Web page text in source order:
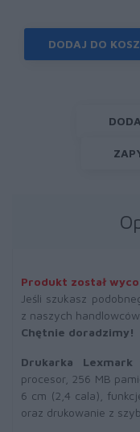
DODAJ DO
Produkt został
Jeśli szukasz
z naszych handlowców.
Chętnie doradzimy!
Drukarka Lexmark
procesor, 256 MB
6 cm (2,4 cala),
oraz drukowanie z